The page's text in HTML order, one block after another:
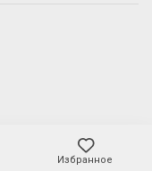
Избранное